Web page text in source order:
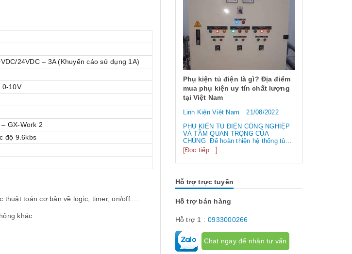
24VDC – 3A (Khuyến cáo sử dụng 1A)
0-10V
GX-Work 2
độ 9.6kbs
toán cơ bản về logic, timer, on/off....
khác
Bộ lọc EMI là gì? Ứng dụng và
loại bộ lọc nguồn chống nhiễu EMI
“nhiễu tần số vô tuyến” là tần số
EMI / RFI không trực tiếp làm hỏng
Phụ kiện tủ điện là gì? Địa điểm
mua phụ kiện uy tín chất lượng
tại Việt Nam
Linh Kiện Việt Nam
21/08/2022
PHỤ KIỆN TỦ ĐIỆN CÔNG NGHIỆP
VÀ TẦM QUAN TRỌNG CỦA
CHÚNG Để hoàn thiện hệ thống tủ
điện công nghiệp thì ngoài vỏ tủ điện,
bạn cần phải sử dụng đến rất nhiều
linh kiện tủ điện công nghiệp khác
công nghiệp bao gồm những gì?
Chúng có tác dụng như thế nào hãy...
[Đọc tiếp...]
Hỗ trợ trực tuyến
Hỗ trợ bán hàng
Hỗ trợ 1 : 0933000266
Chat ngay để nhận tư vấn